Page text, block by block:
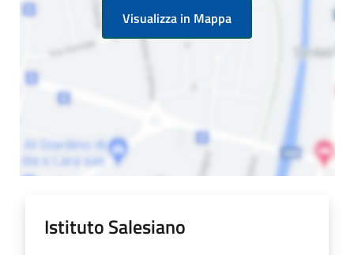
Visualizza in Mappa
Istituto Salesiano